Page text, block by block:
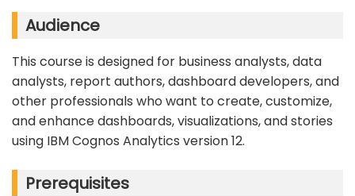
Audience
This course is designed for business analysts, data
analysts, report authors, dashboard developers, and
other professionals who want to create, customize,
and enhance dashboards, visualizations, and stories
using IBM Cognos Analytics version 12.
Prerequisites